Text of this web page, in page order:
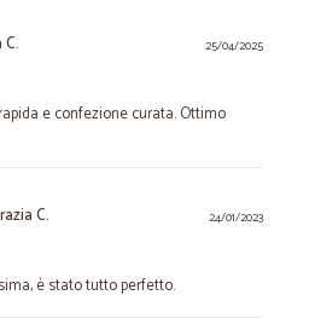
25/04/2025
e confezione curata. Ottimo
24/01/2023
C.
è stato tutto perfetto.